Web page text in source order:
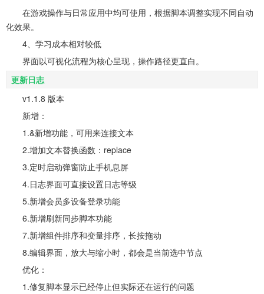
在游戏操作与日常应用中均可使用，根据脚本调整实现不同自动
化效果。
4、学习成本相对较低
界面以可视化流程为核心呈现，操作路径更直白。
更新日志
v1.1.8 版本
新增：
1.&新增功能，可用来连接文本
2.增加文本替换函数：replace
3.定时启动弹窗防止手机息屏
4.日志界面可直接设置日志等级
5.新增会员多设备登录功能
6.新增刷新同步脚本功能
7.新增组件排序和变量排序，长按拖动
8.编辑界面，放大与缩小时，都会是当前选中节点
优化：
1.修复脚本显示已经停止但实际还在运行的问题